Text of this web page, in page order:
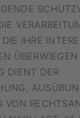
IHRE
DIENT DER
VON